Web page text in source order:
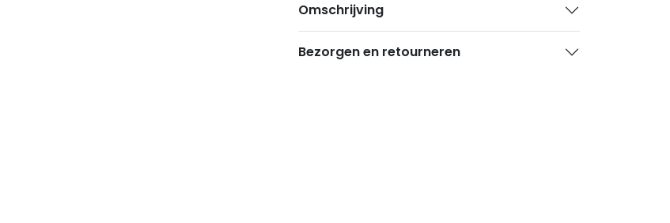
Omschrijving
Bezorgen en retourneren